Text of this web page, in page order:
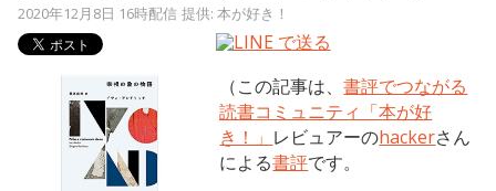
2020年12月8日 16時配信 提供: 本が好き！
（この記事は、書評でつながる
読書コミュニティ「本が好
き！」 レビュアーのhackerさん
による書評です。